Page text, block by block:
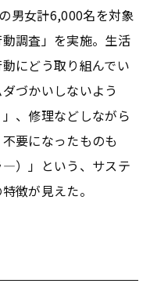
男女計6,000名を対象
調査」を実施。生活
にどう取り組んでい
づかいしないよう
、修理などしながら
要になったものも
―）」という、サステ
徴が見えた。